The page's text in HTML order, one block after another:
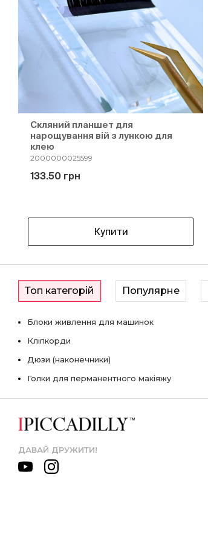
Скляний планшет для
нарощування вій з лункою для
клею
2000000025599
133.50 грн
Купити
Топ категорій Популярне
Блоки живлення для машинок
Кліпкорди
Дюзи (наконечники)
Голки для перманентного макіяжу
ДАВАЙ ДРУЖИТИ!